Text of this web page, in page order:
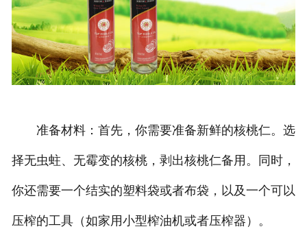
准备材料：首先，你需要准备新鲜的核桃仁。选
择无虫蛀、无霉变的核桃，剥出核桃仁备用。同时，
你还需要一个结实的塑料袋或者布袋，以及一个可以
压榨的工具（如家用小型榨油机或者压榨器）。